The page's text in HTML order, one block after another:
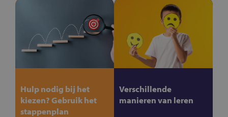
Hulp nodig bij het
kiezen? Gebruik het
stappenplan
Verschillende
manieren van leren